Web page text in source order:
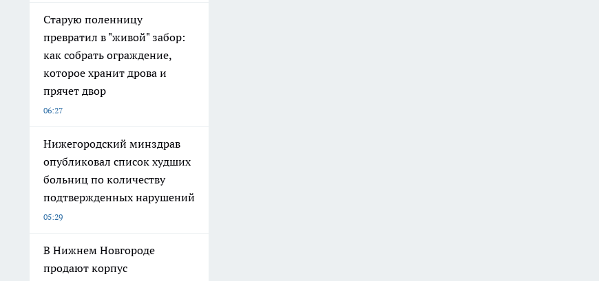
Старую поленницу
превратил в "живой" забор:
как собрать ограждение,
которое хранит дрова и
прячет двор
06:27
Нижегородский минздрав
опубликовал список худших
больниц по количеству
подтвержденных нарушений
05:29
В Нижнем Новгороде
продают корпус